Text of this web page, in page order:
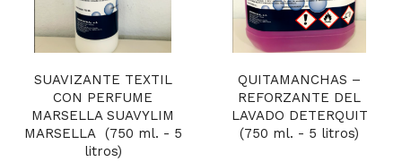
SUAVIZANTE TEXTIL
CON PERFUME
MARSELLA SUAVYLIM
MARSELLA (750 ml. - 5
litros)
QUITAMANCHAS –
REFORZANTE DEL
LAVADO DETERQUIT
(750 ml. - 5 litros)